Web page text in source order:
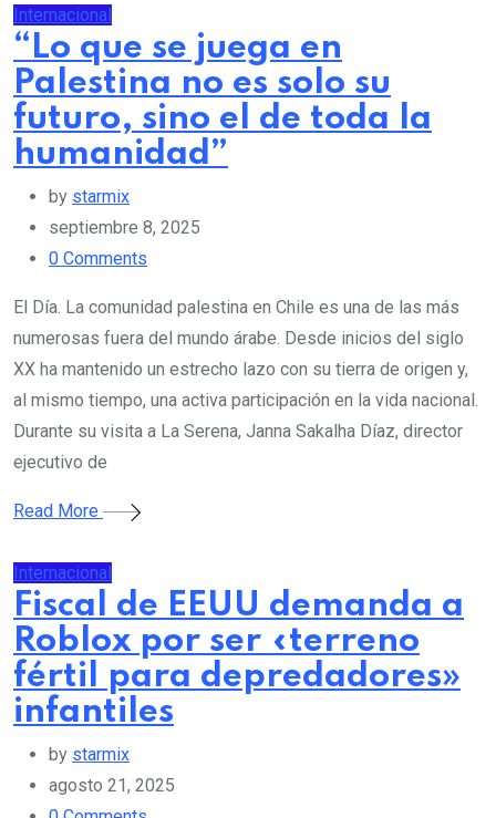
Internacional
“Lo que se juega en
Palestina no es solo su
futuro, sino el de toda la
humanidad”
by starmix
septiembre 8, 2025
0 Comments
El Día. La comunidad palestina en Chile es una de las más
numerosas fuera del mundo árabe. Desde inicios del siglo
XX ha mantenido un estrecho lazo con su tierra de origen y,
al mismo tiempo, una activa participación en la vida nacional.
Durante su visita a La Serena, Janna Sakalha Díaz, director
ejecutivo de
Read More
Internacional
Fiscal de EEUU demanda a
Roblox por ser «terreno
fértil para depredadores»
infantiles
by starmix
agosto 21, 2025